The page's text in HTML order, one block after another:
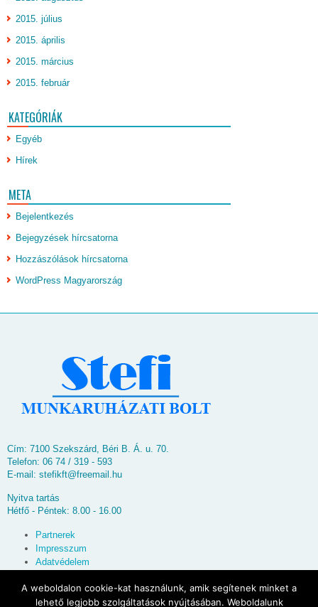
2015. július
2015. április
2015. március
2015. február
KATEGÓRIÁK
Egyéb
Hírek
META
Bejelentkezés
Bejegyzések hírcsatorna
Hozzászólások hírcsatorna
WordPress Magyarország
Cím: 7100 Szekszárd, Béri B. Á. u. 70.
Telefon: 06 74 / 319 - 593
E-mail: stefikft@freemail.hu
Nyitva tartás
Hétfő - Péntek: 8.00 - 16.00
Partnerek
Impresszum
Adatvédelem
A weboldalon cookie-kat használunk, amik segítenek minket a
lehető legjobb szolgáltatások nyújtásában. Weboldalunk